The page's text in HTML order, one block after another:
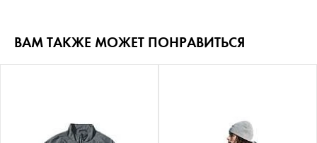
ВАМ ТАКЖЕ МОЖЕТ ПОНРАВИТЬСЯ